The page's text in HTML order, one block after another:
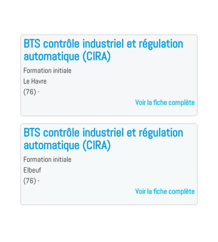
BTS contrôle industriel et régulation
automatique (CIRA)
Formation initiale
Le Havre
(76) -
Voir la fiche complète
BTS contrôle industriel et régulation
automatique (CIRA)
Formation initiale
Elbeuf
(76) -
Voir la fiche complète